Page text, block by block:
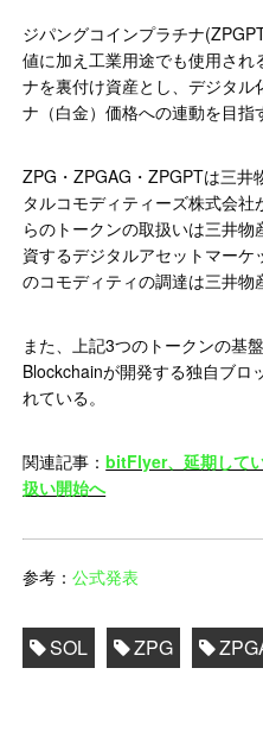
ジパングコインプラチナ
値に加え工業用途でも使用さ
ナを裏付け資産とし、デジタ
ナ（白金）価格への連動を目指
ZPG・ZPGAG・ZPGPTは三井
タルコモディティーズ株式会
らのトークンの取扱いは三井
資するデジタルアセットマー
のコモディティの調達は三井物
また、上記3つのトークンの基
Blockchainが開発する独自ブロ
れている。
関連記事：bitFlyer、延期して
扱い開始へ
参考：公式発表
SOL ZPG